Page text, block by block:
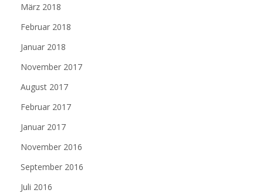
März 2018
Februar 2018
Januar 2018
November 2017
August 2017
Februar 2017
Januar 2017
November 2016
September 2016
Juli 2016